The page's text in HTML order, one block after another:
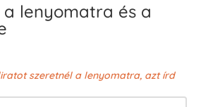
lenyomatra és a
szeretnél a lenyomatra, azt írd